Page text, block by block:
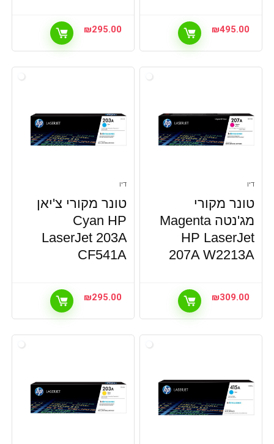
₪495.00
₪295.00
דיו
טונר מקורי
מג'נטה Magenta
HP LaserJet
207A W2213A
₪309.00
דיו
טונר מקורי צ'יאן
Cyan HP
LaserJet 203A
CF541A
₪295.00